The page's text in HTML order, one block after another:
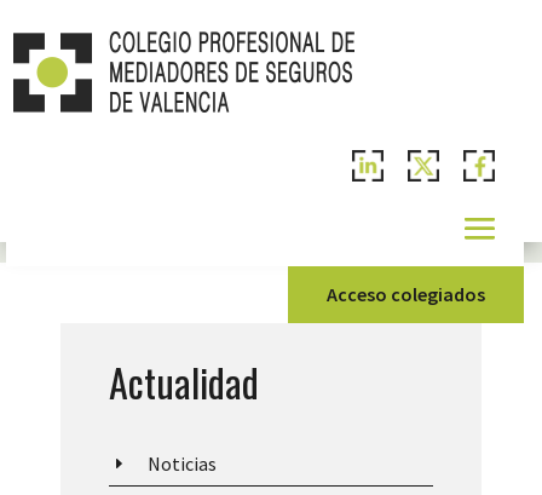
Acceso colegiados
Actualidad
E Noticias